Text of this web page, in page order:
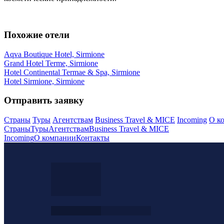
Похожие отели
Aqva Boutique Hotel, Sirmione
Grand Hotel Terme, Sirmione
Hotel Continental Termae & Spa, Sirmione
Hotel Sirmione, Sirmione
Отправить заявку
Страны Туры Агентствам Business Travel & MICE Incoming О
СтраныТурыАгентствамBusiness Travel & MICE
IncomingО компанииКонтакты